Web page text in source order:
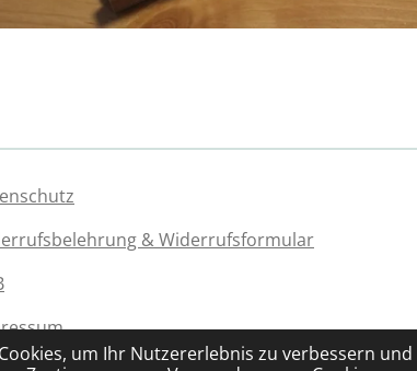
um Ihr Nutzererlebnis zu verbessern
& Widerrufsformular
- 2026 DEKOvollerGlück.de